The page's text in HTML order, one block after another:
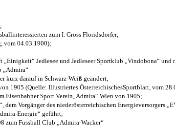
zum I. Gross Floridsdorfer;
vom 04.03.1900);
Jedlesee und Jedleseer Sportklub „Vindobona“ und
„Admira“
kurz darauf in Schwarz-Weiß geändert;
1905 (Quelle: Illustriertes ÖsterreichischesSportblatt, vom
Eisenbahner Sport Verein„Admira“ Wien von 1905;
dem Vorgänger des niederösterreichischen Energieversorgers
Energie“ geführt;
zum Fussball Club „Admira-Wacker“